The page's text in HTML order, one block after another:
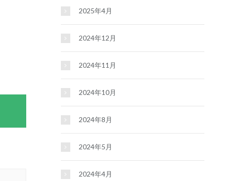
2025年4月
2024年12月
2024年11月
2024年10月
2024年8月
2024年5月
2024年4月